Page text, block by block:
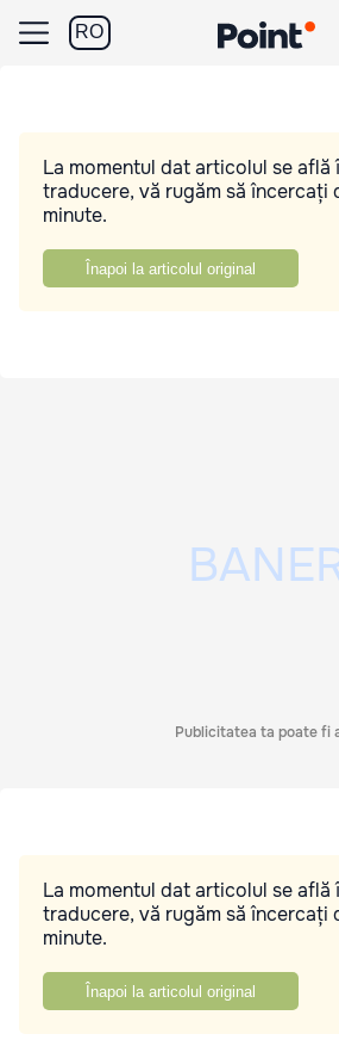
RO
La momentul dat articolul se află
traducere, vă rugăm să încercați
minute.
Înapoi la articolul original
Publicitatea ta poate fi
La momentul dat articolul se află
traducere, vă rugăm să încercați
minute.
Înapoi la articolul original